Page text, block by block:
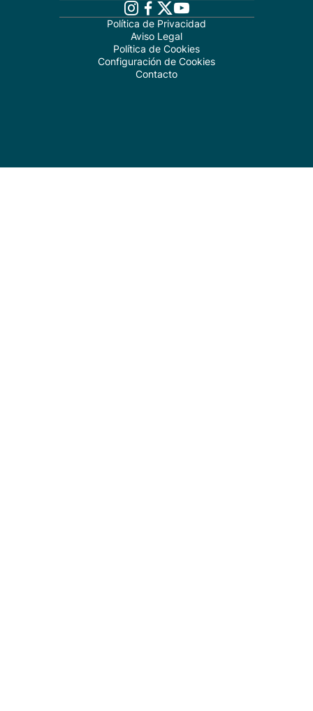
Política de Privacidad
Aviso Legal
Política de Cookies
Configuración de Cookies
Contacto